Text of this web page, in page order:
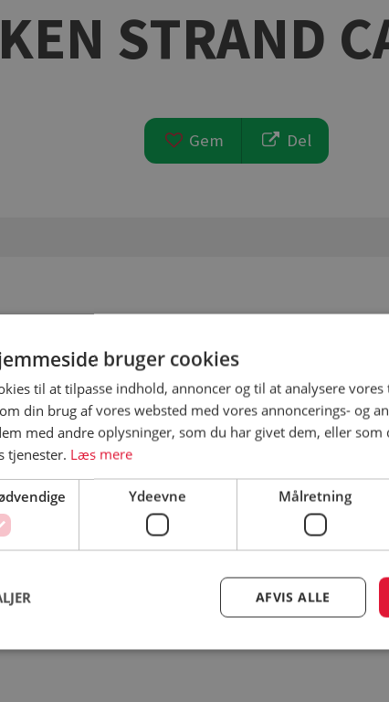
STRAND
Gem Del
Åbningsperiode
Åbningsperiode er vejledende – besøg
campingpladsens hjemmeside for
korrekt åbningsperiode
bruger cookies
til at tilpasse indhold, annoncer og til at analysere vores
din brug af vores websted med vores annoncerings- og
med andre oplysninger, som du har givet dem, eller som
tjenester. Læs mere
Ydeevne Målretning
AFVIS ALLE